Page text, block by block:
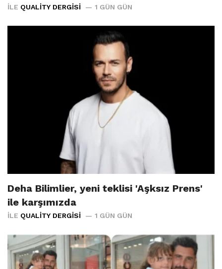
İLE QUALITY DERGISI 1 GÜN GÜN
Deha Bilimlier, yeni teklisi 'Aşksız Prens'
ile karşımızda
İLE QUALITY DERGISI 1 GÜN GÜN